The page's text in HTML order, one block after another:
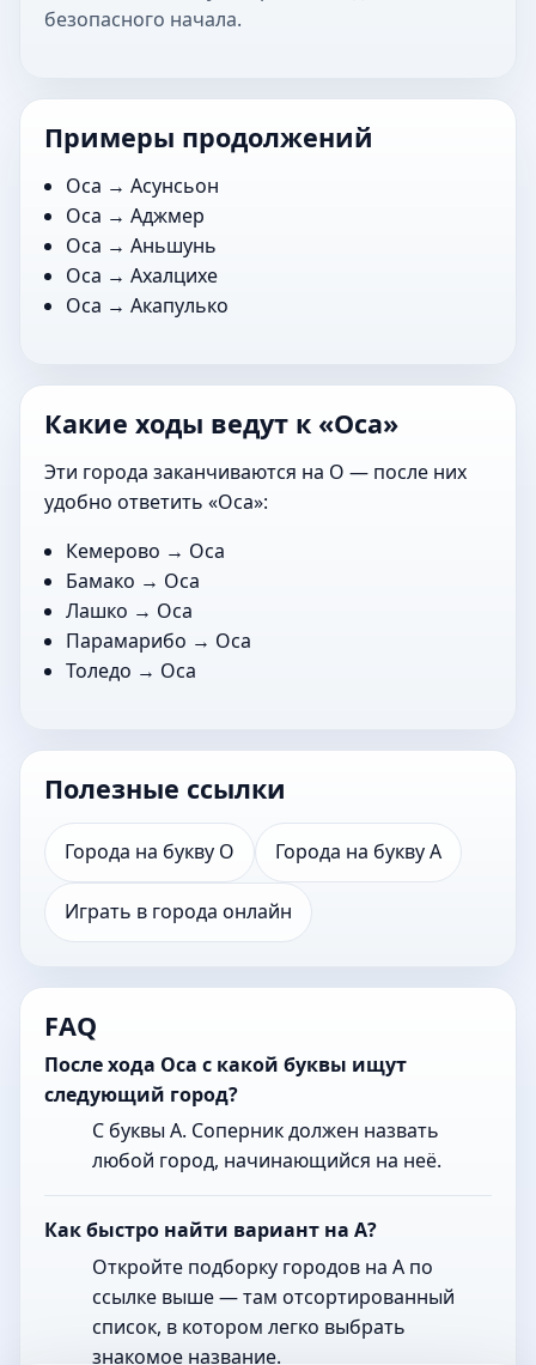
безопасного начала.
Примеры продолжений
Оса →Асунсьон
Оса →Аджмер
Оса →Аньшунь
Оса →Ахалцихе
Оса →Акапулько
Какие ходы ведут к «Оса»
Эти города заканчиваются на О — после них
удобно ответить «Оса»:
Кемерово → Оса
Бамако → Оса
Лашко → Оса
Парамарибо → Оса
Толедо → Оса
Полезные ссылки
Города на букву О Города на букву А
Играть в города онлайн
FAQ
После хода Оса с какой буквы ищут
следующий город?
С буквы А. Соперник должен назвать
любой город, начинающийся на неё.
Как быстро найти вариант на А?
Откройте подборку городов на А по
ссылке выше — там отсортированный
список, в котором легко выбрать
знакомое название.